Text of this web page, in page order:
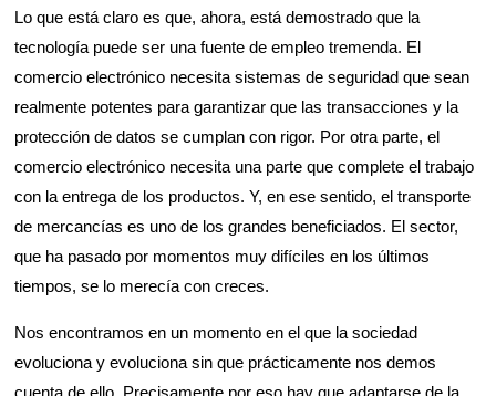
Lo que está claro es que, ahora, está demostrado que la
tecnología puede ser una fuente de empleo tremenda. El
comercio electrónico necesita sistemas de seguridad que sean
realmente potentes para garantizar que las transacciones y la
protección de datos se cumplan con rigor. Por otra parte, el
comercio electrónico necesita una parte que complete el trabajo
con la entrega de los productos. Y, en ese sentido, el transporte
de mercancías es uno de los grandes beneficiados. El sector,
que ha pasado por momentos muy difíciles en los últimos
tiempos, se lo merecía con creces.
Nos encontramos en un momento en el que la sociedad
evoluciona y evoluciona sin que prácticamente nos demos